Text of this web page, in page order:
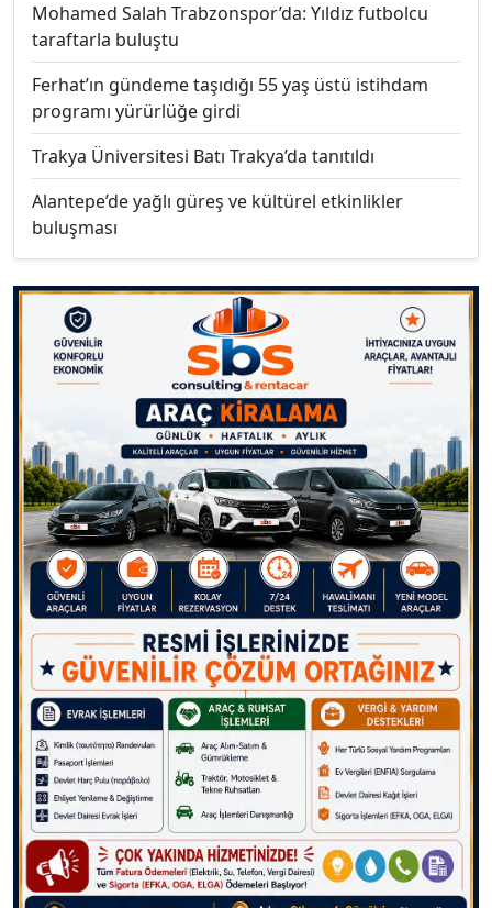
Mohamed Salah Trabzonspor’da: Yıldız futbolcu
taraftarla buluştu
Ferhat’ın gündeme taşıdığı 55 yaş üstü istihdam
programı yürürlüğe girdi
Trakya Üniversitesi Batı Trakya’da tanıtıldı
Alantepe’de yağlı güreş ve kültürel etkinlikler
buluşması